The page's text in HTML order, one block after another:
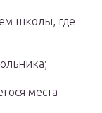
школы, где
места